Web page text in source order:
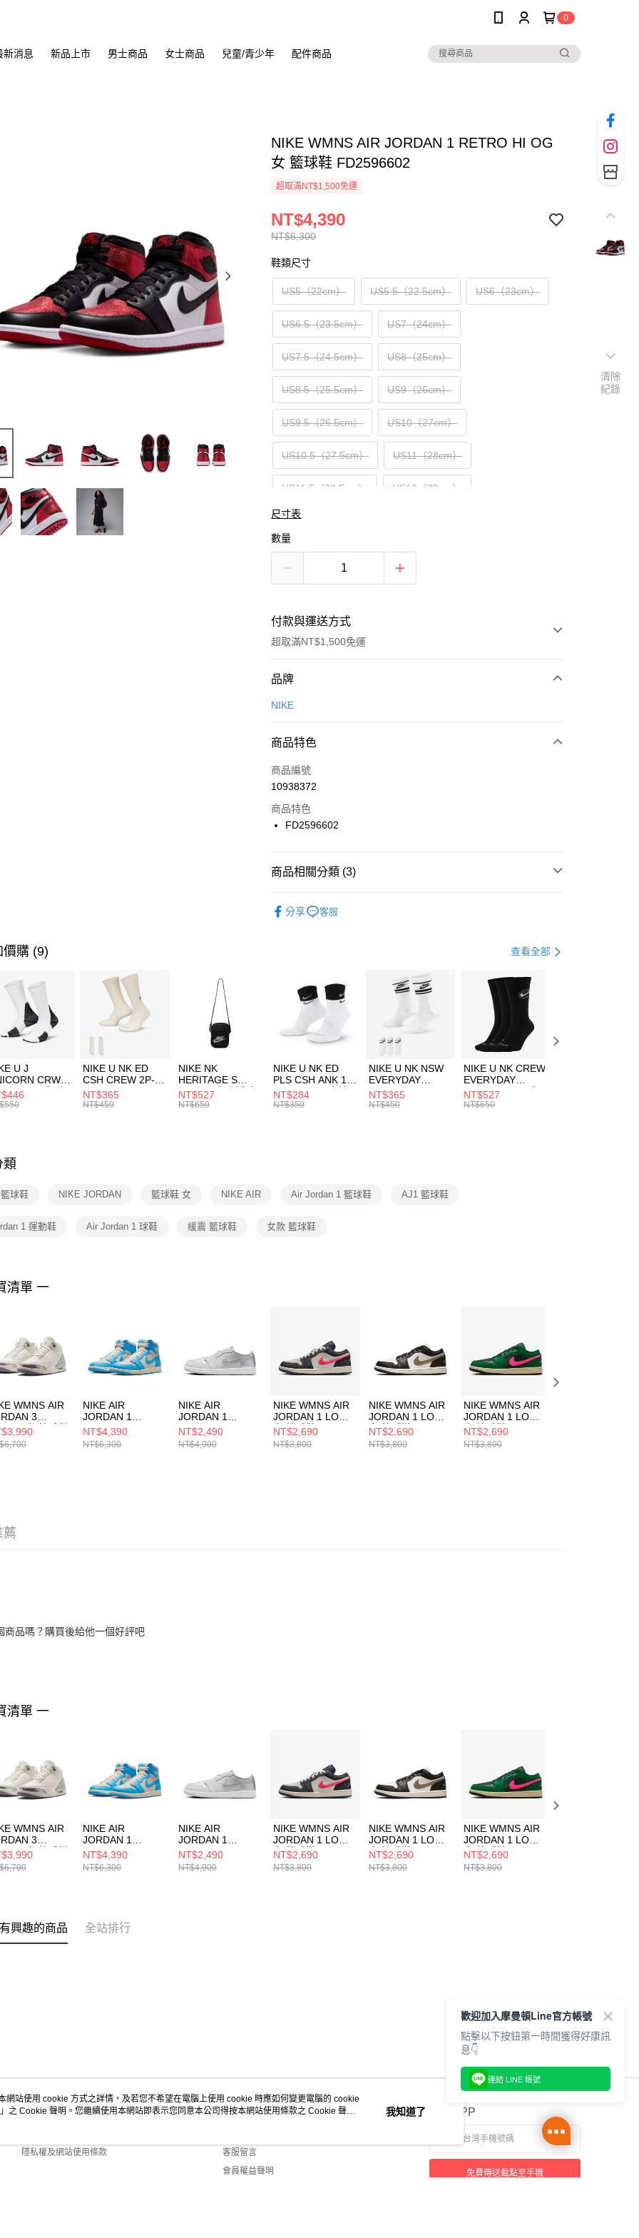
0
新消息 新品上市 男士商品 女士商品 兒童/青少年 配件商品
NIKE WMNS AIR JORDAN 1 RETRO HI OG
女 籃球鞋 FD2596602
超取滿NT$1,500免運
NT$6,300
NT$4,390
鞋類尺寸
US5（22cm） US5.5（22.5cm） US6（23cm）
US6.5（23.5cm） US7（24cm）
US7.5（24.5cm） US8（25cm）
US8.5（25.5cm） US9（26cm）
US9.5（26.5cm） US10（27cm）
US10.5（27.5cm） US11（28cm）
US11.5（28.5cm） US12（29cm）
尺寸表
數量
付款與運送方式
超取滿NT$1,500免運
付款方式
信用卡一次付款
合作金庫商業銀行
華南商業銀行
上海商業儲蓄銀行
國泰世華商業銀行
聯邦商業銀行
台新國際商業銀行
LINE Pay
Apple Pay
【關於「AFTEE先享後付」】
３．安心：先確認商品／服務後，再付款。
【「AFTEE先享後付」結帳流程】
１．於結帳方式選擇「AFTEE先享後付」後，將跳轉至「AFTEE先享後
付」結帳頁面，進行簡訊認證並確認金額後，即可完成結帳。
２．訂單成立數日內，您將收到繳費通知簡訊。
３．收到繳費通知簡訊後14天內，點擊此簡訊中的連結，可透過四大超商
／ATM／網路銀行／等多元方式進行付款，方視為交易完成。
※ 請注意：結帳手續完成當下不需立刻繳費，但若您需要取消訂單，請聯
絡購買商品的店家。未經商家同意取消之訂單仍視為有效，需透過AFTEE
先享後付繳納相關費用。
１．透過由恩沛科技股份有限公司提供之「AFTEE先享後付」服務完成之
交易，需依本服務之必要範圍內提供個人資料，並將交易相關給付款項請
２．關於個人資料處理事宜，請瀏覽以下網址：
形，恩沛科技股份有限公司將有權停止該用戶之使用額度並採取法律行
每筆NT$100，滿NT$1,500(含以上)免運費
每筆NT$100，滿NT$1,500(含以上)免運費
品牌
NIKE
商品特色
商品編號
10938372
商品特色
FD2596602
商品相關分類 (3)
分享 客服
價購 (9) 查看全部
U J
CRW
-160 男女 中
FZ3393100
NIKE U NK ED
CSH CREW 2P-
144 EMBRDY 男
女 短統襪
NT$365
NT$450
NIKE NK
HERITAGE S
SMIT 男女 側背包
BA5871010
NT$527
NT$650
NIKE U NK ED
PLS CSH ANK 1P
144 DBL 男 中統
襪 DH4058104
NT$284
NT$350
NIKE U NK NSW
EVERYDAY
ESSENTIAL CR
男女 短統襪
NT$365
NT$450
NIKE U NK CREW
EVERYDAY
BBALL 3PR 男女
長統襪
NT$527
NT$650
類
球鞋 NIKE JORDAN 籃球鞋 女 NIKE AIR Air Jordan 1 籃球鞋 AJ1 籃球鞋
1 運動鞋 Air Jordan 1 球鞋 緩震 籃球鞋 女款 籃球鞋
清單 一
WMNS AIR
3
女 籃球鞋
NIKE AIR
JORDAN 1
RETRO HIGH OG
男 籃球鞋
DZ5485402
NT$4,390
NT$6,300
NIKE AIR
JORDAN 1
RETRO LOW OG
男 籃球鞋
CZ0790002
NT$2,490
NT$4,900
NIKE WMNS AIR
JORDAN 1 LOW
女 籃球鞋
IM6565014
NT$2,690
NT$3,800
NIKE WMNS AIR
JORDAN 1 LOW
女 籃球鞋
DC0774200
NT$2,690
NT$3,800
NIKE WMNS AIR
JORDAN 1 LOW
女 籃球鞋
DC0774300
NT$2,690
NT$3,800
薦
商品嗎？購買後給他一個好評吧
清單 一
WMNS AIR
3
女 籃球鞋
NIKE AIR
JORDAN 1
RETRO HIGH OG
男 籃球鞋
DZ5485402
NT$4,390
NT$6,300
NIKE AIR
JORDAN 1
RETRO LOW OG
男 籃球鞋
CZ0790002
NT$2,490
NT$4,900
NIKE WMNS AIR
JORDAN 1 LOW
女 籃球鞋
IM6565014
NT$2,690
NT$3,800
NIKE WMNS AIR
JORDAN 1 LOW
女 籃球鞋
DC0774200
NT$2,690
NT$3,800
NIKE WMNS AIR
JORDAN 1 LOW
女 籃球鞋
DC0774300
NT$2,690
NT$3,800
興趣的商品 全站排行
關於我們
隱私權及網站使用條款
客服資訊
客服留言
會員權益聲明
官方APP
免費傳送載點至手機
清除
紀錄
網站使用 cookie 方式之詳情，及若您不希望在電腦上使用 cookie 時應如何變更電腦的 cookie
」之 Cookie 聲明。您繼續使用本網站即表示您同意本公司得按本網站使用條款之 Cookie 聲明
我知道了
歡迎加入摩曼頓Line官方帳號
點擊以下按鈕第一時間獲得好康訊
息👇
連結 LINE 帳號